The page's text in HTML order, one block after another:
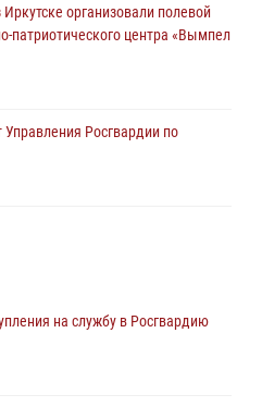
организовали полевой
патриотического центра «Вымпел
Управления Росгвардии по
автомобиль в Иркутске
на службу в Росгвардию